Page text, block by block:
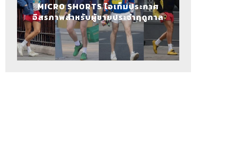
MICRO SHORTS ไอเท็มประกาศ
อิสรภาพสำหรับผู้ชายประจำฤดูกาล